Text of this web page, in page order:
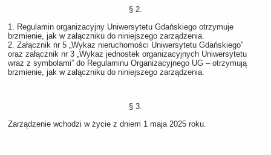
§ 2.
1. Regulamin organizacyjny Uniwersytetu Gdańskiego otrzymuje
brzmienie, jak w załączniku do niniejszego zarządzenia.
2. Załącznik nr 5 „Wykaz nieruchomości Uniwersytetu Gdańskiego”
oraz załącznik nr 3 „Wykaz jednostek organizacyjnych Uniwersytetu
wraz z symbolami” do Regulaminu Organizacyjnego UG – otrzymują
brzmienie, jak w załączniku do niniejszego zarządzenia.
§ 3.
Zarządzenie wchodzi w życie z dniem 1 maja 2025 roku.